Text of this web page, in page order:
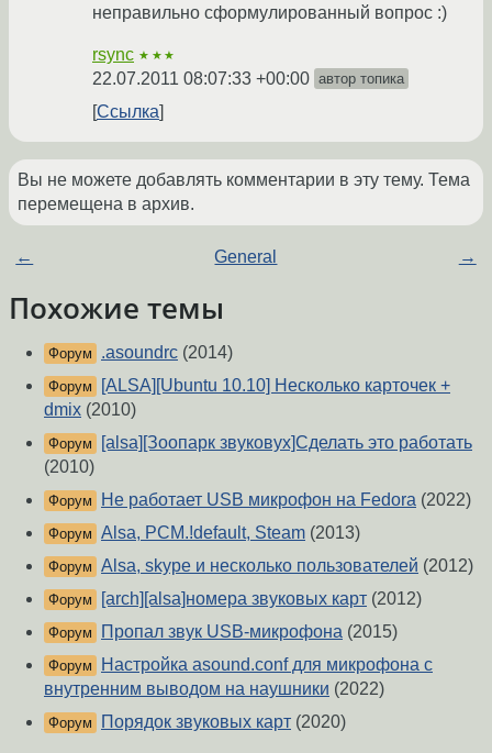
неправильно сформулированный вопрос :)
rsync ★★★
22.07.2011 08:07:33 +00:00 автор топика
Ссылка
Вы не можете добавлять комментарии в эту тему. Тема
перемещена в архив.
← General →
Похожие темы
Форум .asoundrc (2014)
Форум
[ALSA][Ubuntu 10.10] Несколько карточек +
dmix (2010)
Форум
[alsa][Зоопарк звуковух]Сделать это работать
(2010)
Форум Не работает USB микрофон на Fedora (2022)
Форум Alsa, PCM.!default, Steam (2013)
Форум Alsa, skype и несколько пользователей (2012)
Форум [arch][alsa]номера звуковых карт (2012)
Форум Пропал звук USB-микрофона (2015)
Форум
Настройка asound.conf для микрофона с
внутренним выводом на наушники (2022)
Форум Порядок звуковых карт (2020)